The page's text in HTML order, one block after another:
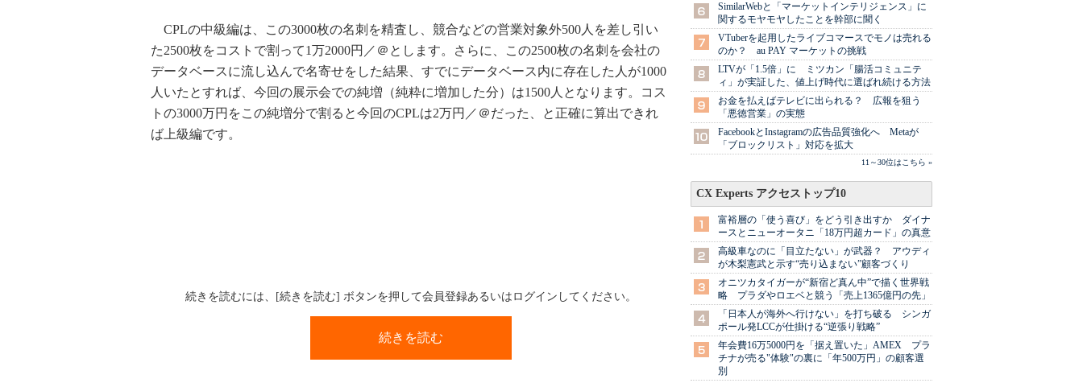
CPLの中級編は、この3000枚の名刺を精査し、競合などの営業対象外500人を差し引い
た2500枚をコストで割って1万2000円／＠とします。さらに、この2500枚の名刺を会社の
データベースに流し込んで名寄せをした結果、すでにデータベース内に存在した人が1000
人いたとすれば、今回の展示会での純増（純粋に増加した分）は1500人となります。コス
トの3000万円をこの純増分で割ると今回のCPLは2万円／＠だった、と正確に算出できれ
ば上級編です。
続きを読むには、[続きを読む] ボタンを押して会員登録あるいはログインしてください。
続きを読む
SimilarWebと「マーケットインテリジェンス」に
関するモヤモヤしたことを幹部に聞く
VTuberを起用したライブコマースでモノは売れる
のか？ au PAY マーケットの挑戦
LTVが「1.5倍」に ミツカン「腸活コミュニテ
ィ」が実証した、値上げ時代に選ばれ続ける方法
お金を払えばテレビに出られる？ 広報を狙う
「悪徳営業」の実態
FacebookとInstagramの広告品質強化へ Metaが
「ブロックリスト」対応を拡大
11～30位はこちら »
CX Experts アクセストップ10
富裕層の「使う喜び」をどう引き出すか ダイナ
ースとニューオータニ「18万円超カード」の真意
高級車なのに「目立たない」が武器？ アウディ
が木梨憲武と示す“売り込まない”顧客づくり
オニツカタイガーが“新宿ど真ん中”で描く世界戦
略 プラダやロエベと競う「売上1365億円の先」
「日本人が海外へ行けない」を打ち破る シンガ
ポール発LCCが仕掛ける“逆張り戦略”
年会費16万5000円を「据え置いた」AMEX プラ
チナが売る"体験"の裏に「年500万円」の顧客選
別